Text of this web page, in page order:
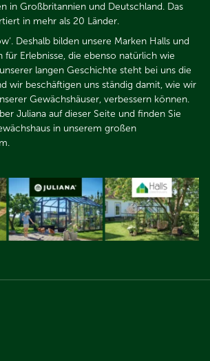
in Großbritannien und Deutschland. Das
in mehr als 20 Länder.​​​​​​​
Deshalb bilden unsere Marken Halls und
für Erlebnisse, die ebenso natürlich wie
langen Geschichte steht bei uns die
wir beschäftigen uns ständig damit, wie wir
Gewächshäuser, verbessern können.
Juliana auf dieser Seite und finden Sie
in unserem großen